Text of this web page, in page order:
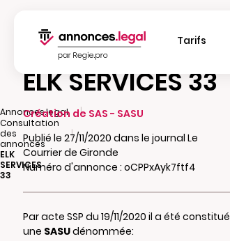
Tarifs
Annonces.legal
|
Consultation
des
annonces
|
ELK
SERVICES
33
ELK SERVICES 33
Création de SAS - SASU
Publié le 27/11/2020 dans le journal Le
Courrier de Gironde
Numéro d'annonce : oCPPxAyk7ftf4
Par acte SSP du 19/11/2020 il a été constitué
une SASUdénommée: